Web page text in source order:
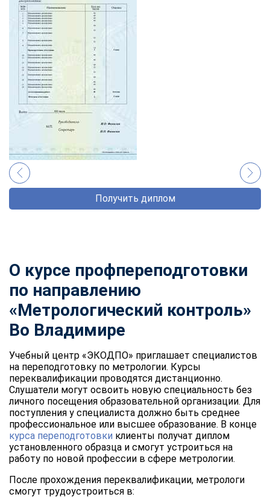
Получить диплом
О курсе профпереподготовки
по направлению
«Метрологический контроль»
Во Владимире
Учебный центр «ЭКОДПО» приглашает специалистов
на переподготовку по метрологии. Курсы
переквалификации проводятся дистанционно.
Слушатели могут освоить новую специальность без
личного посещения образовательной организации. Для
поступления у специалиста должно быть среднее
профессиональное или высшее образование. В конце
курса переподготовки клиенты получат диплом
установленного образца и смогут устроиться на
работу по новой профессии в сфере метрологии.
После прохождения переквалификации, метрологи
смогут трудоустроиться в: